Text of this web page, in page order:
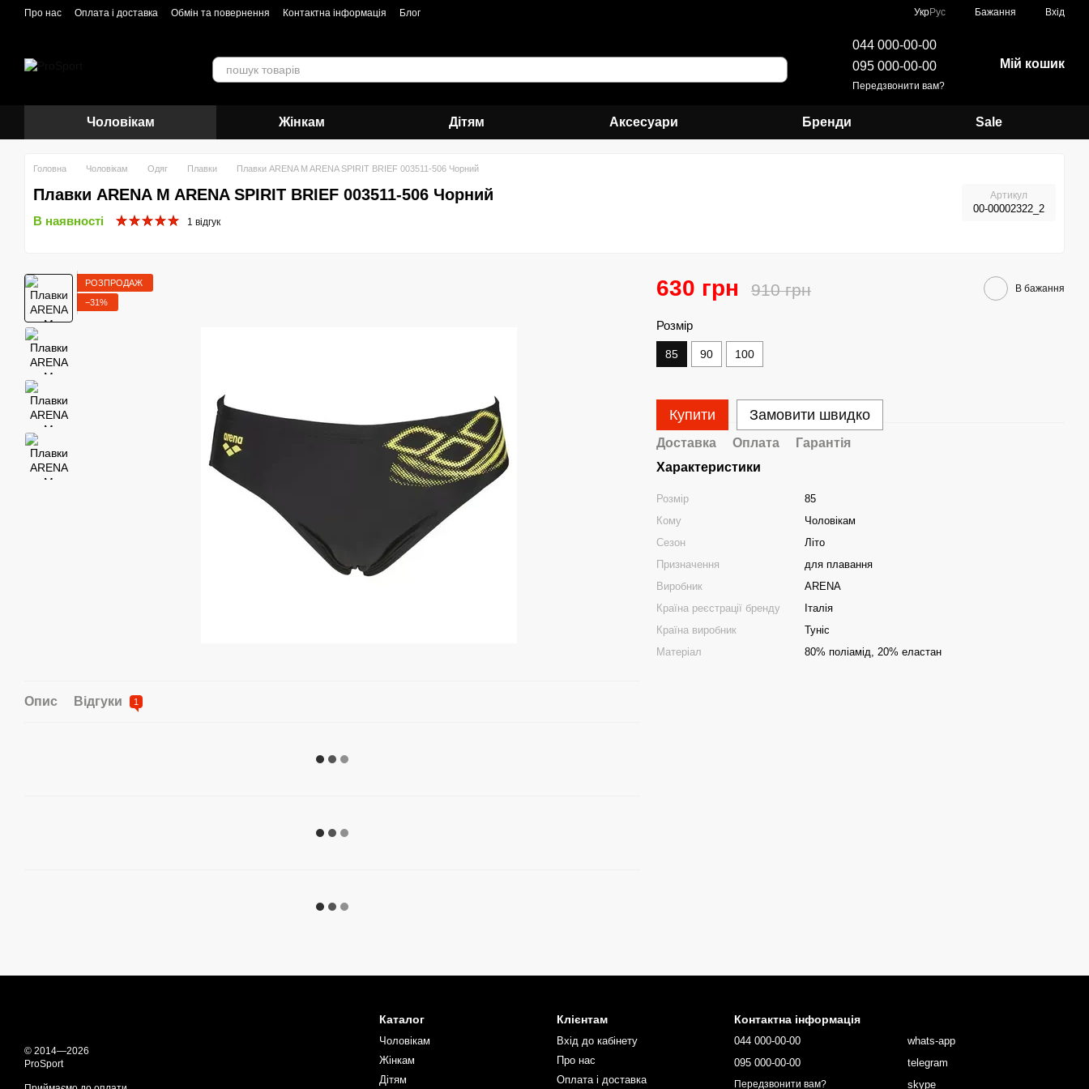
Перейти до основного контенту
Про нас Оплата і доставка Обмін та повернення Контактна інформація Блог УкрРус Бажання Вхід
044 000-00-00
095 000-00-00
Передзвонити вам?
Мій кошик
Чоловікам Жінкам Дітям Аксесуари Бренди Sale
Головна Чоловікам Одяг Плавки Плавки ARENA M ARENA SPIRIT BRIEF 003511-506 Чорний
Плавки ARENA M ARENA SPIRIT BRIEF 003511-506 Чорний Артикул
00-00002322_2
В наявності 1 відгук
РОЗПРОДАЖ
−31%
Опис Відгуки 1
630 грн 910 грн В бажання
Розмір
85 90 100
Купити Замовити швидко
Доставка Оплата
Гарантія
Характеристики
Розмір
85
Кому
Чоловікам
Сезон
Літо
Призначення
для плавання
Виробник
ARENA
Країна реєстрації бренду
Італія
Країна виробник
Туніс
Матеріал
80% поліамід, 20% еластан
© 2014—2026
ProSport
Каталог
Чоловікам
Жінкам
Дітям
Клієнтам
Вхід до кабінету
Про нас
Оплата і доставка
Контактна інформація
044 000-00-00
095 000-00-00
Передзвонити вам?
whats-app
telegram
skype